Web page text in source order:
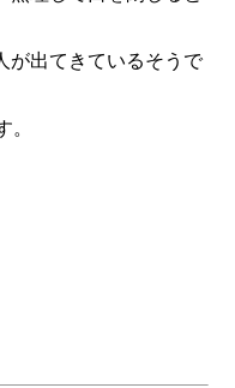
が出てきているそうで